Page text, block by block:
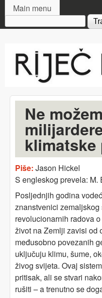
MAIN MENU
Main menu
Search form
Ne
klimatske
Piše: Jason Hickel
S engleskog prevela: M.
Posljednjih godina
znanstvenici
revolucionarnih radova
život na Zemlji zavisi od
međusobno povezanih
uključuju klimu, šume,
živog svijeta. Ovaj
pritisak, ali se stvari
rušiti – a trenutno se